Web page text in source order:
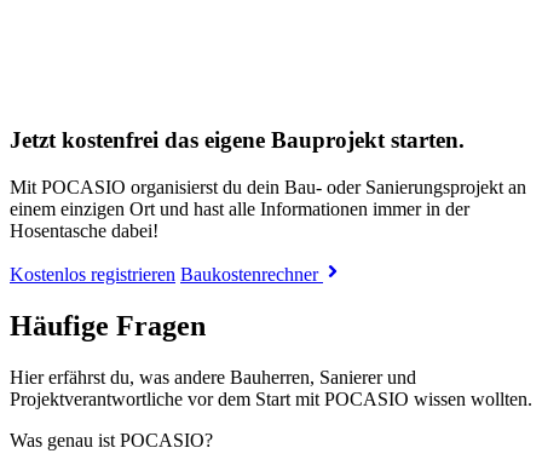
Jetzt kostenfrei das eigene Bauprojekt starten.
Mit POCASIO organisierst du dein Bau- oder Sanierungsprojekt an
einem einzigen Ort und hast alle Informationen immer in der
Hosentasche dabei!
Kostenlos registrieren Baukostenrechner
Häufige Fragen
Hier erfährst du, was andere Bauherren, Sanierer und
Projektverantwortliche vor dem Start mit POCASIO wissen wollten.
Was genau ist POCASIO?